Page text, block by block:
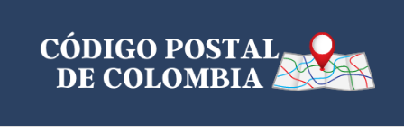
contenido